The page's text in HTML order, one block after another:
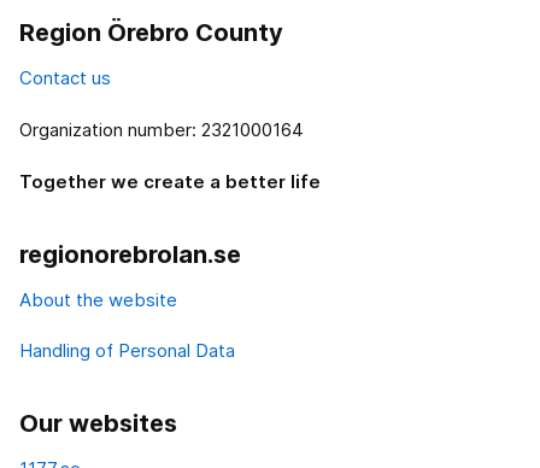
Region Örebro County
Contact us
Organization number: 2321000164
Together we create a better life
regionorebrolan.se
About the website
Handling of Personal Data
Our websites